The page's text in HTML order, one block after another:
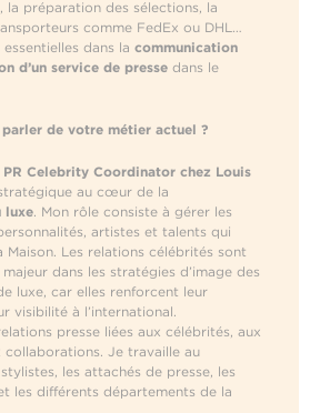
la préparation des sélections, la
comme FedEx ou DHL…
dans la communication
d’un service de pressedans le
parler de votre métier actuel ?
PR Celebrity Coordinator chez Louis
au cœur de la
luxe. Mon rôle consiste à gérer les
artistes et talents qui
Les relations célébrités sont
dans les stratégies d’image des
luxe, car elles renforcent leur
visibilité à l’international.
presse liées aux célébrités, aux
collaborations. Je travaille au
les attachés de presse, les
les différents départements de la